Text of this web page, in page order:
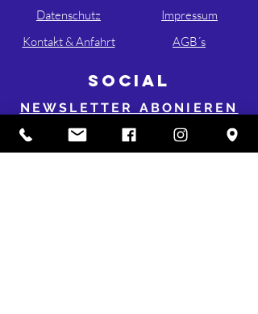
Datenschutz
Kontakt & Anfahrt
Impressum
AGB´s
SOCIAL
NEWSLETTER ABONIEREN
FOLGE UNS AUF INSTA & FB